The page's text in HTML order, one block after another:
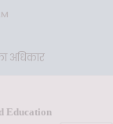
अधिकार
Education